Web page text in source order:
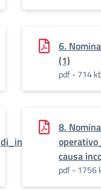
6.
(1)
pdf - 714
8.
causa
pdf - 1756